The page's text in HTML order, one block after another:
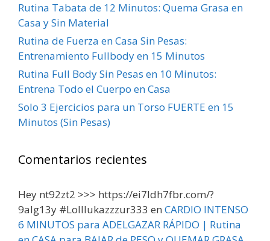
Rutina Tabata de 12 Minutos: Quema Grasa en
Casa y Sin Material
Rutina de Fuerza en Casa Sin Pesas:
Entrenamiento Fullbody en 15 Minutos
Rutina Full Body Sin Pesas en 10 Minutos:
Entrena Todo el Cuerpo en Casa
Solo 3 Ejercicios para un Torso FUERTE en 15
Minutos (Sin Pesas)
Comentarios recientes
Hey nt92zt2 >>> https://ei7ldh7fbr.com/?
9alg13y #Lolllukazzzur333 en CARDIO INTENSO
6 MINUTOS para ADELGAZAR RÁPIDO | Rutina